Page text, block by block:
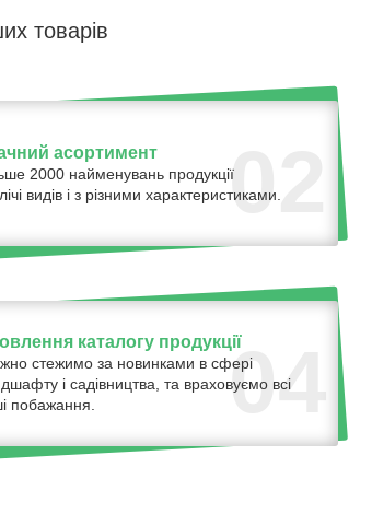
товарів
02
асортимент
2000 найменувань продукції
видів і з різними характеристиками.
04
каталогу продукції
стежимо за новинками в сфері
і садівництва, та враховуємо всі
побажання.